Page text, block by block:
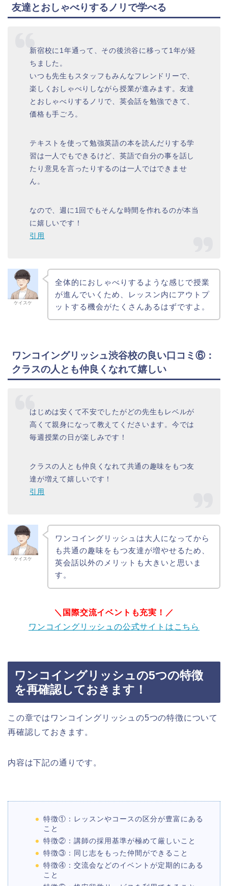
友達とおしゃべりするノリで学べる
新宿校に1年通って、その後渋谷に移って1年が経
ちました。
いつも先生もスタッフもみんなフレンドリーで、
楽しくおしゃべりしながら授業が進みます。友達
とおしゃべりするノリで、英会話を勉強できて、
価格も手ごろ。
テキストを使って勉強英語の本を読んだりする学
習は一人でもできるけど、英語で自分の事を話し
たり意見を言ったりするのは一人ではできませ
ん。
なので、週に1回でもそんな時間を作れるのが本当
に嬉しいです！
引用
ケイスケ
全体的におしゃべりするような感じで授業
が進んでいくため、レッスン内にアウトプ
ットする機会がたくさんあるはずですよ。
ワンコイングリッシュ渋谷校の良い口コミ⑥：
クラスの人とも仲良くなれて嬉しい
はじめは安くて不安でしたがどの先生もレベルが
高くて親身になって教えてくださいます。今では
毎週授業の日が楽しみです！
クラスの人とも仲良くなれて共通の趣味をもつ友
達が増えて嬉しいです！
引用
ケイスケ
ワンコイングリッシュは大人になってから
も共通の趣味をもつ友達が増やせるため、
英会話以外のメリットも大きいと思いま
す。
＼国際交流イベントも充実！／
ワンコイングリッシュの公式サイトはこちら
ワンコイングリッシュの5つの特徴
を再確認しておきます！
この章ではワンコイングリッシュの5つの特徴について
再確認しておきます。
内容は下記の通りです。
特徴①：レッスンやコースの区分が豊富にある
こと
特徴②：講師の採用基準が極めて厳しいこと
特徴③：同じ志をもった仲間ができること
特徴④：交流会などのイベントが定期的にある
こと